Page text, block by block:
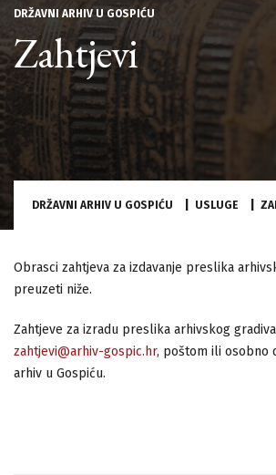
DRŽAVNI ARHIV U GOSPIĆU
Zahtjevi
DRŽAVNI ARHIV U GOSPIĆU USLUGE
Obrasci zahtjeva za izdavanje preslika
preuzeti niže.
Zahtjeve za izradu preslika arhivskog
zahtjevi@arhiv-gospic.hr, poštom ili osobno
arhiv u Gospiću.